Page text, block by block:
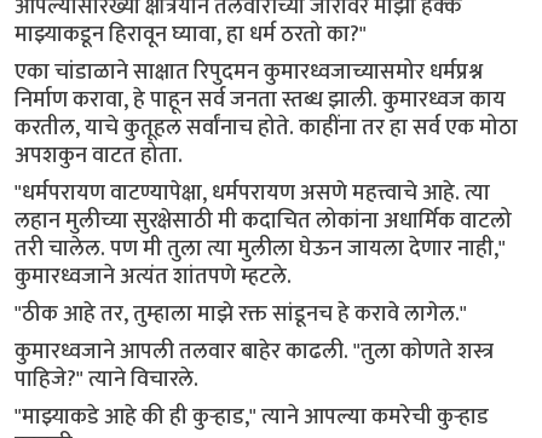
माझ्याकडून हिरावून घ्यावा, हा धर्म ठरतो का?"
एका चांडाळाने साक्षात रिपुदमन कुमारध्वजाच्यासमोर धर्मप्रश्न
निर्माण करावा, हे पाहून सर्व जनता स्तब्ध झाली. कुमारध्वज काय
करतील, याचे कुतूहल सर्वांनाच होते. काहींना तर हा सर्व एक मोठा
अपशकुन वाटत होता.
"धर्मपरायण वाटण्यापेक्षा, धर्मपरायण असणे महत्त्वाचे आहे. त्या
लहान मुलीच्या सुरक्षेसाठी मी कदाचित लोकांना अधार्मिक वाटलो
तरी चालेल. पण मी तुला त्या मुलीला घेऊन जायला देणार नाही,"
कुमारध्वजाने अत्यंत शांतपणे म्हटले.
"ठीक आहे तर, तुम्हाला माझे रक्त सांडूनच हे करावे लागेल."
कुमारध्वजाने आपली तलवार बाहेर काढली. "तुला कोणते शस्त्र
पाहिजे?" त्याने विचारले.
"माझ्याकडे आहे की ही कुऱ्हाड," त्याने आपल्या कमरेची कुऱ्हाड